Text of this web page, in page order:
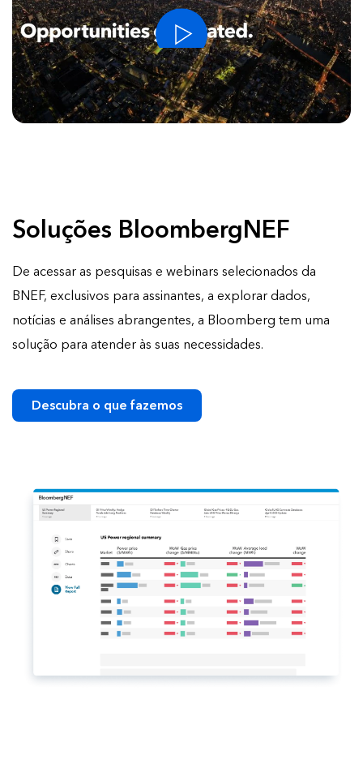
Soluções BloombergNEF
De acessar as pesquisas e webinars selecionados da
BNEF, exclusivos para assinantes, a explorar dados,
notícias e análises abrangentes, a Bloomberg tem uma
solução para atender às suas necessidades.
Descubra o que fazemos